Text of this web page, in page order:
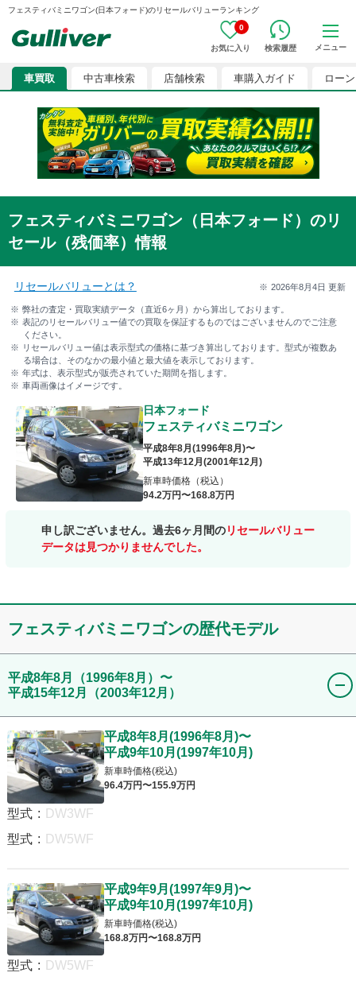
フェスティバミニワゴン(日本フォード)のリセールバリューランキング
0
お気に入り 検索履歴 メニュー
車買取 中古車検索 店舗検索 車購入ガイド ローン
フェスティバミニワゴン（日本フォード）のリ
セール（残価率）情報
リセールバリューとは？ 2026年8月4日 更新
弊社の査定・買取実績データ（直近6ヶ月）から算出しております。
表記のリセールバリュー値での買取を保証するものではございませんのでご注意
ください。
リセールバリュー値は表示型式の価格に基づき算出しております。型式が複数あ
る場合は、そのなかの最小値と最大値を表示しております。
年式は、表示型式が販売されていた期間を指します。
車両画像はイメージです。
日本フォード
フェスティバミニワゴン
平成8年8月 (1996年8月 )〜
平成13年12月 (2001年12月 )
新車時価格（税込）
94.2万円〜168.8万円
申し訳ございません。過去6ヶ月間のリセールバリュー
データは見つかりませんでした。
フェスティバミニワゴンの歴代モデル
平成8年8月 （1996年8月） 〜
平成15年12月
（2003年12月）
平成8年8月 (1996年8月 )〜
平成9年10月 (1997年10月 )
新車時価格(税込)
96.4万円〜155.9万円
型式 : DW3WF
型式 : DW5WF
平成9年9月 (1997年9月 )〜
平成9年10月 (1997年10月 )
新車時価格(税込)
168.8万円〜168.8万円
型式 : DW5WF